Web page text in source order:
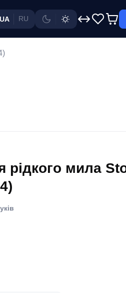
UA RU
рідкого мила